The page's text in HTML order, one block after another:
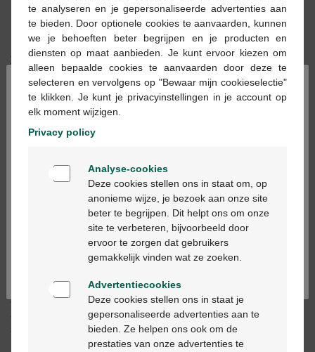
30,20 €
Commander Réserver
En stock en ligne
+
Quantité max. = 5
Les jours ouvrables commandé avant 12h, livré
dans les 2 jours ouvrables suivant
Livraison gratuitedans votre pharmacie Multipharma
Livraison à domicilegratuiteà partir de 55 €
sécurisé
Service clientèlepar chat ou formulaire de contact
×
Bienvenue
Ga verder in het nederlands
Continuez en français
te analyseren en je gepersonaliseerde advertenties aan
te bieden. Door optionele cookies te aanvaarden, kunnen
we je behoeften beter begrijpen en je producten en
diensten op maat aanbieden. Je kunt ervoor kiezen om
alleen bepaalde cookies te aanvaarden door deze te
selecteren en vervolgens op "Bewaar mijn cookieselectie"
te klikken. Je kunt je privacyinstellingen in je account op
elk moment wijzigen.
Privacy policy
Analyse-cookies
Deze cookies stellen ons in staat om, op
anonieme wijze, je bezoek aan onze site
beter te begrijpen. Dit helpt ons om onze
site te verbeteren, bijvoorbeeld door
ervoor te zorgen dat gebruikers
gemakkelijk vinden wat ze zoeken.
Advertentiecookies
Deze cookies stellen ons in staat je
gepersonaliseerde advertenties aan te
bieden. Ze helpen ons ook om de
prestaties van onze advertenties te